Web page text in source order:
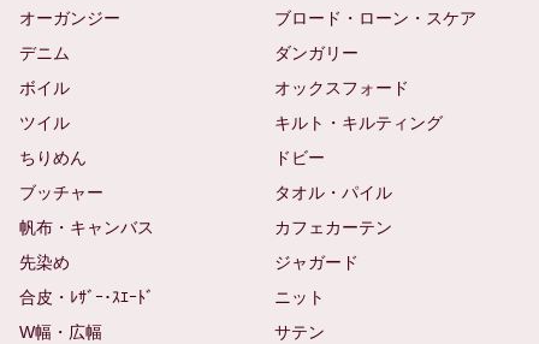
オーガンジー
ブロード・ローン・スケア
デニム
ダンガリー
ボイル
オックスフォード
ツイル
キルト・キルティング
ちりめん
ドビー
ブッチャー
タオル・パイル
帆布・キャンバス
カフェカーテン
先染め
ジャガード
合皮・ﾚｻﾞｰ･ｽｴｰﾄﾞ
ニット
W幅・広幅
サテン